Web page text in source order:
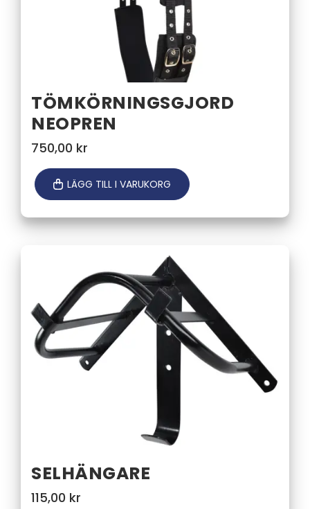
TÖMKÖRNINGSGJORD
NEOPREN
750,00 kr
LÄGG TILL I VARUKORG
SELHÄNGARE
115,00 kr